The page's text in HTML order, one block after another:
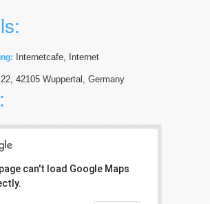
Internetcafe, Internet
22, 42105 Wuppertal, Germany
can't load Google Maps